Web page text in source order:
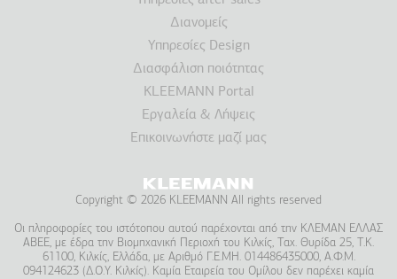
Διανομείς
Υπηρεσίες Design
Διασφάλιση ποιότητας
KLEEMANN Portal
Εργαλεία & Λήψεις
Επικοινωνήστε μαζί μας
Copyright © 2026 KLEEMANN All rights reserved
Οι πληροφορίες του ιστότοπου αυτού παρέχονται από την ΚΛΕΜΑΝ ΕΛΛΑΣ
ΑΒΕΕ, με έδρα την Βιομηχανική Περιοχή του Κιλκίς, Ταχ. Θυρίδα 25, Τ.Κ.
61100, Κιλκίς, Ελλάδα, με Αριθμό Γ.Ε.ΜΗ. 014486435000, Α.Φ.Μ.
094124623 (Δ.Ο.Υ. Κιλκίς). Καμία Εταιρεία του Ομίλου δεν παρέχει καμία